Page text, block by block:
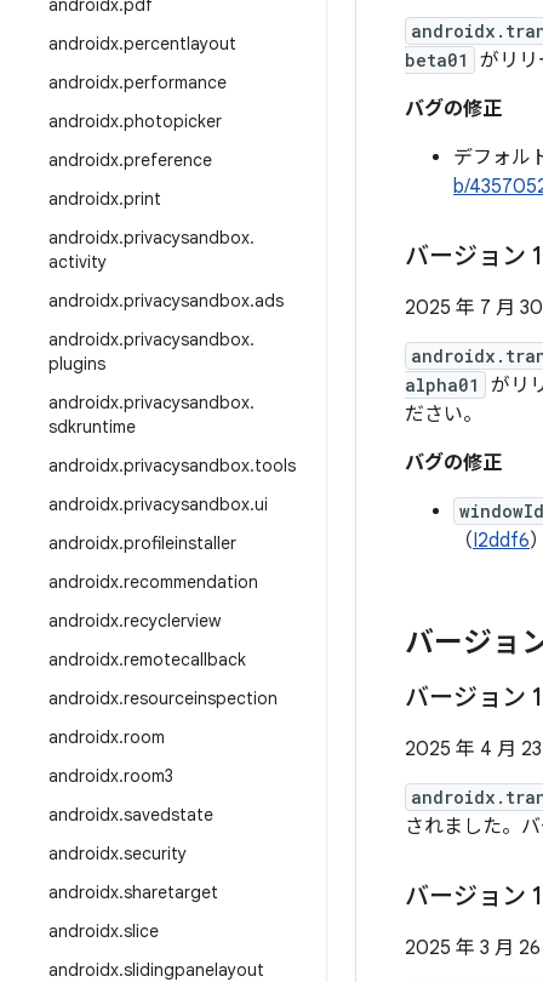
androidx.pdf
androidx.percentlayout
androidx.performance
androidx.photopicker
androidx.preference
androidx.print
androidx.privacysandbox.
activity
androidx.privacysandbox.ads
androidx.privacysandbox.
plugins
androidx.privacysandbox.
sdkruntime
androidx.privacysandbox.tools
androidx.privacysandbox.ui
androidx.profileinstaller
androidx.recommendation
androidx.recyclerview
androidx.remotecallback
androidx.resourceinspection
androidx.room
androidx.room3
androidx.savedstate
androidx.security
androidx.sharetarget
androidx.slice
androidx.slidingpanelayout
beta01
がリ
バグの修正
デフォル
b/
バージョン 1
2025 年 7 月
alpha01
がリ
ださい。
バグの修正
windowId
（I2ddf6
バージョ
バージョン 1
2025 年 4 月
されました。
バージョン 1
2025 年 3 月